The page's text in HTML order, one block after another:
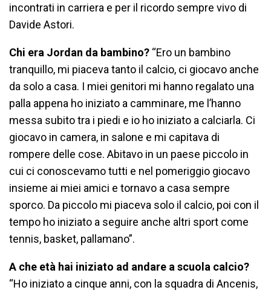
incontrati in carriera e per il ricordo sempre vivo di
Davide Astori.
Chi era Jordan da bambino? “Ero un bambino
tranquillo, mi piaceva tanto il calcio, ci giocavo anche
da solo a casa. I miei genitori mi hanno regalato una
palla appena ho iniziato a camminare, me l’hanno
messa subito tra i piedi e io ho iniziato a calciarla. Ci
giocavo in camera, in salone e mi capitava di
rompere delle cose. Abitavo in un paese piccolo in
cui ci conoscevamo tutti e nel pomeriggio giocavo
insieme ai miei amici e tornavo a casa sempre
sporco. Da piccolo mi piaceva solo il calcio, poi con il
tempo ho iniziato a seguire anche altri sport come
tennis, basket, pallamano”.
A che età hai iniziato ad andare a scuola calcio?
“Ho iniziato a cinque anni, con la squadra di Ancenis,